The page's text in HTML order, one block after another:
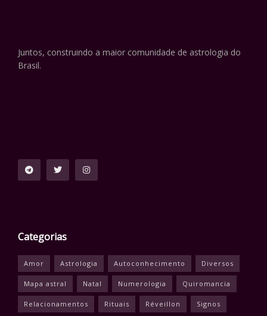
Juntos, construindo a maior comunidade de astrologia do
Brasil.
Categorias
Amor Astrologia Autoconhecimento Diversos
Mapa astral Natal Numerologia Quiromancia
Relacionamentos Rituais Réveillon Signos